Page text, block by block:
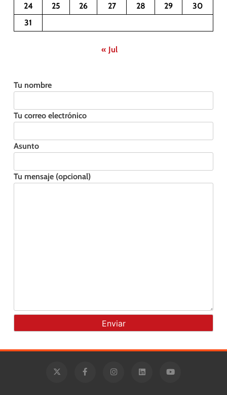
24
25 26 27 28 29
30
31
« Jul
Tu nombre
Tu correo electrónico
Asunto
Tu mensaje (opcional)